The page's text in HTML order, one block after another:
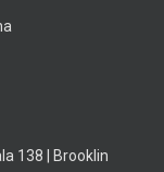
138 | Brooklin